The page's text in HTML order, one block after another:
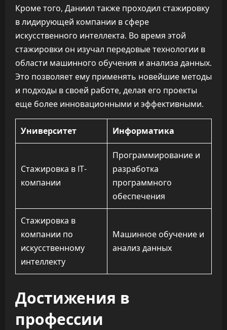
Кроме того, Даниил также проходил стажировку
в лидирующей компании в сфере
искусственного интеллекта. Во время этой
стажировки он изучал передовые технологии в
области машинного обучения и анализа данных.
Это позволяет ему применять новейшие методы
и подходы в своей работе, делая его проекты
еще более инновационными и эффективными.
Университет Информатика
Стажировка в IT-
компании
Программирование и
разработка
программного
обеспечения
Стажировка в
компании по
искусственному
интеллекту
Машинное обучение и
анализ данных
Достижения в
профессии